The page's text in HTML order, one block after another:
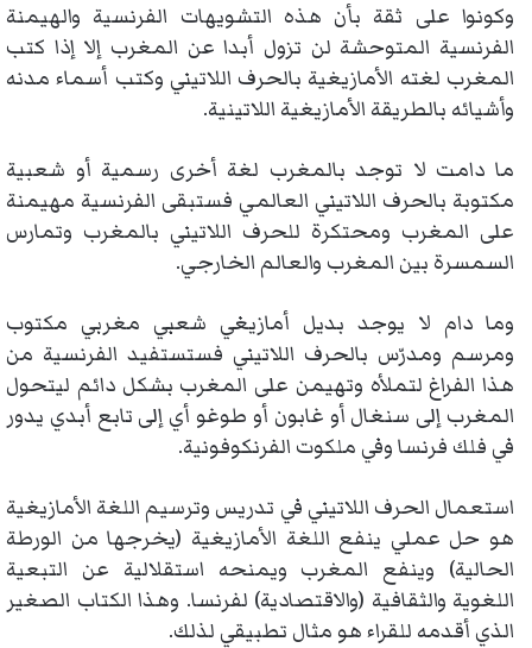
وكونوا على ثقة بأن هذه التشويهات الفرنسية والهيمنة
الفرنسية المتوحشة لن تزول أبدا عن المغرب إلا إذا كتب
المغرب لغته الأمازيغية بالحرف اللاتيني وكتب أسماء مدنه
وأشيائه بالطريقة الأمازيغية اللاتينية.
ما دامت لا توجد بالمغرب لغة أخرى رسمية أو شعبية
مكتوبة بالحرف اللاتيني العالمي فستبقى الفرنسية مهيمنة
على المغرب ومحتكرة للحرف اللاتيني بالمغرب وتمارس
السمسرة بين المغرب والعالم الخارجي.
وما دام لا يوجد بديل أمازيغي شعبي مغربي مكتوب
ومرسم ومدرّس بالحرف اللاتيني فستستفيد الفرنسية من
هذا الفراغ لتملأه وتهيمن على المغرب بشكل دائم ليتحول
المغرب إلى سنغال أو غابون أو طوغو أي إلى تابع أبدي يدور
في فلك فرنسا وفي ملكوت الفرنكوفونية.
استعمال الحرف اللاتيني في تدريس وترسيم اللغة الأمازيغية
هو حل عملي ينفع اللغة الأمازيغية (يخرجها من الورطة
الحالية) وينفع المغرب ويمنحه استقلالية عن التبعية
اللغوية والثقافية (والاقتصادية) لفرنسا. وهذا الكتاب الصغير
الذي أقدمه للقراء هو مثال تطبيقي لذلك.